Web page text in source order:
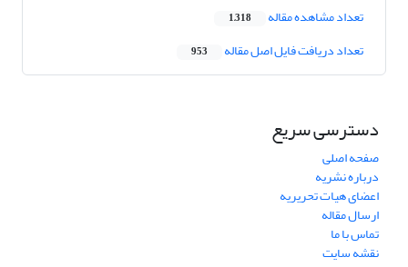
تعداد مشاهده مقاله 1,318
تعداد دریافت فایل اصل مقاله 953
دسترسی سریع
صفحه اصلی
درباره نشریه
اعضای هیات تحریریه
ارسال مقاله
تماس با ما
نقشه سایت